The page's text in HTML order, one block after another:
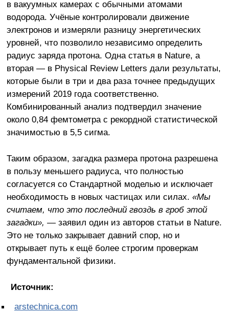
в вакуумных камерах с обычными атомами
водорода. Учёные контролировали движение
электронов и измеряли разницу энергетических
уровней, что позволило независимо определить
радиус заряда протона. Одна статья в Nature, а
вторая — в Physical Review Letters дали результаты,
которые были в три и два раза точнее предыдущих
измерений 2019 года соответственно.
Комбинированный анализ подтвердил значение
около 0,84 фемтометра с рекордной статистической
значимостью в 5,5 сигма.
Таким образом, загадка размера протона разрешена
в пользу меньшего радиуса, что полностью
согласуется со Стандартной моделью и исключает
необходимость в новых частицах или силах. «Мы
считаем, что это последний гвоздь в гроб этой
загадки», — заявил один из авторов статьи в Nature.
Это не только закрывает давний спор, но и
открывает путь к ещё более строгим проверкам
фундаментальной физики.
Источник:
arstechnica.com